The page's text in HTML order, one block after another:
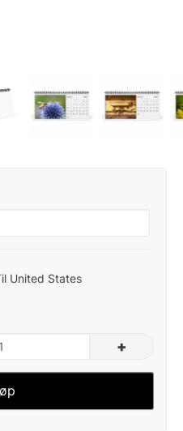
United States
+